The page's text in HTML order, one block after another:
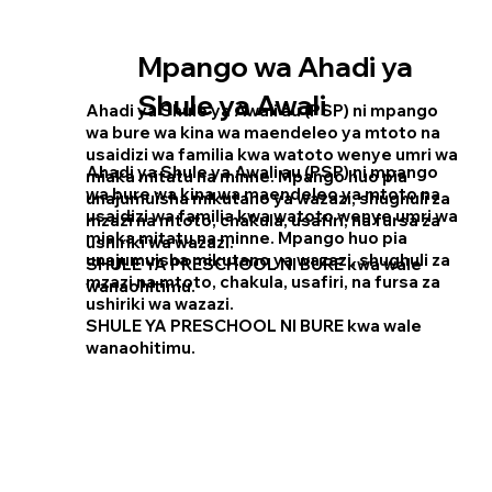
Ahadi ya Shule ya Awali au (PSP) ni mpango
wa bure wa kina wa maendeleo ya mtoto na
usaidizi wa familia kwa watoto wenye umri wa
miaka mitatu na minne. Mpango huo pia
unajumuisha mikutano ya wazazi, shughuli za
mzazi na mtoto, chakula, usafiri, na fursa za
ushiriki wa wazazi.
SHULE YA PRESCHOOL NI BURE kwa wale
wanaohitimu.
Mpango wa Ahadi ya
Shule ya Awali
Ahadi ya Shule ya Awali au (PSP) ni mpango
wa bure wa kina wa maendeleo ya mtoto na
usaidizi wa familia kwa watoto wenye umri wa
miaka mitatu na minne. Mpango huo pia
unajumuisha mikutano ya wazazi, shughuli za
mzazi na mtoto, chakula, usafiri, na fursa za
ushiriki wa wazazi.
SHULE YA PRESCHOOL NI BURE kwa wale
wanaohitimu.